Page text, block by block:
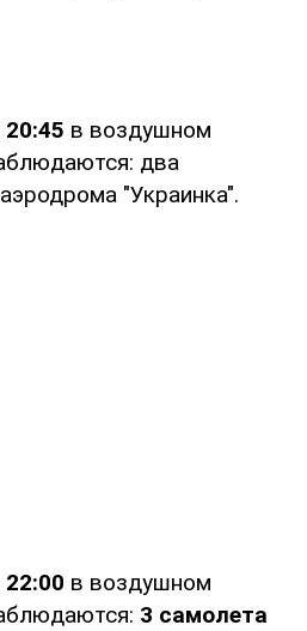
в воздушном
два
"Украинка".
в воздушном
3 самолета